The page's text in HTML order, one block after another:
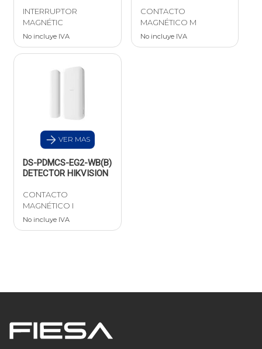
INTERRUPTOR
MAGNÉTIC
No incluye IVA
CONTACTO
MAGNÉTICO M
No incluye IVA
VER MAS
DS-PDMCS-EG2-WB(B)
DETECTOR HIKVISION
CONTACTO
MAGNÉTICO I
No incluye IVA